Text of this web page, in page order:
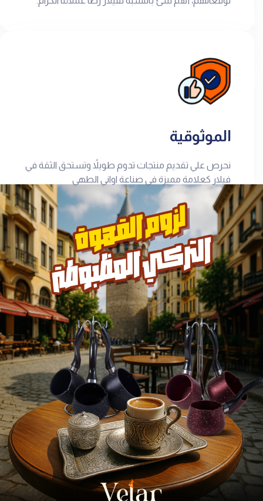
الموثوقية
نحرص علي تقديم منتجات تدوم طويلاً وتستحق الثقة في
فيلار كعلامة مميزة في صناعة اواني الطهي